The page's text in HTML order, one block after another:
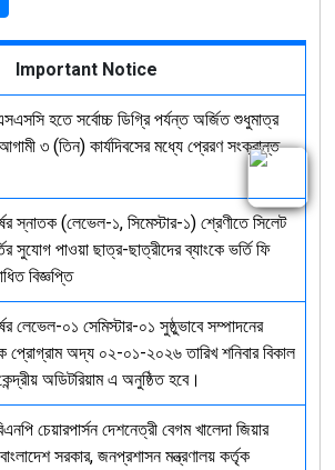
Important Notice
হতে সর্বোচ্চ ডিগ্রি পর্যন্ত অর্জিত শুধুমাত্র
৩ (তিন) কার্যদিবসের মধ্যে প্রেরণ সংক্রান্ত
স্নাতক (লেভেল-১, সিমেস্টার-১) শ্রেণীতে সিলেট
সুযোগ পাওয়া ছাত্র-ছাত্রীদের ব্যাংকে ভর্তি ফি
বিজ্ঞপ্তি
লেভেল-০১ সেমিস্টার-০১ সুষ্ঠুভাবে সম্পাদনের
প্রোগ্রাম অদ্য ০২-০১-২০২৬ তারিখ শনিবার বিকাল
অডিটরিয়াম এ অনুষ্ঠিত হবে।
চেয়ারপার্সন দেশনেত্রী বেগম খালেদা জিয়ার
সরকার, জনপ্রশাসন মন্ত্রণালয় কর্তৃক